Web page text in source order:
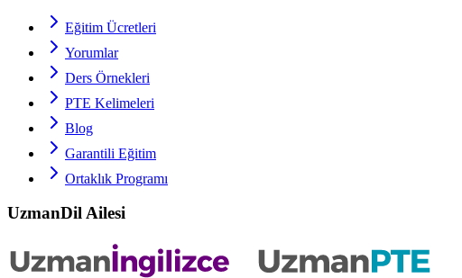
Eğitim Ücretleri
Yorumlar
Ders Örnekleri
PTE Kelimeleri
Blog
Garantili Eğitim
Ortaklık Programı
UzmanDil Ailesi